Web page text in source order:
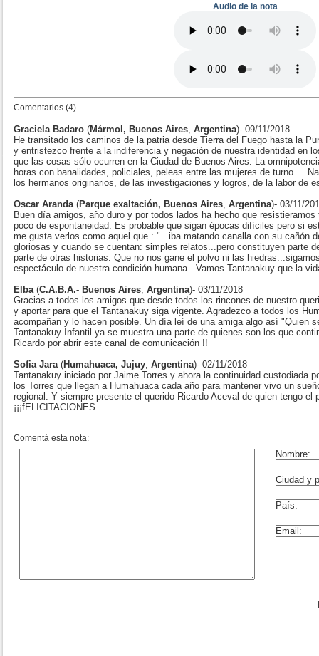
Audio de la nota
Comentarios (4)
Graciela Badaro (Mármol, Buenos Aires Argentina)- 09/11/2018
He transitado los caminos de la patria desde Tierra del Fuego hasta la
y entristezco frente a la indiferencia y negación de nuestra identidad en
que las cosas sólo ocurren en la Ciudad de Buenos Aires. La
horas con banalidades, policiales, peleas entre las mujeres de turno....
los hermanos originarios, de las investigaciones y logros, de la labor de
Oscar Aranda (Parque exaltación, Buenos Aires Argentina)- 03/11/
Buen día amigos, año duro y por todos lados ha hecho que
poco de espontaneidad. Es probable que sigan épocas difíciles pero si
me gusta verlos como aquel que : "...iba matando canalla con su cañón
gloriosas y cuando se cuentan: simples relatos...pero constituyen parte
parte de otras historias. Que no nos gane el polvo ni las
espectáculo de nuestra condición humana...Vamos Tantanakuy que la
Elba (C.A.B.A.- Buenos Aires Argentina)- 03/11/2018
Gracias a todos los amigos que desde todos los rincones de nuestro
y aportar para que el Tantanakuy siga vigente. Agradezco a todos los
acompañan y lo hacen posible. Un día leí de una amiga algo así "Quien
Tantanakuy Infantil ya se muestra una parte de quienes son los que
Ricardo por abrir este canal de comunicación !!
Sofia Jara (Humahuaca, Jujuy Argentina)- 02/11/2018
Tantanakuy iniciado por Jaime Torres y ahora la continuidad custodiada
los Torres que llegan a Humahuaca cada año para mantener vivo un
regional. Y siempre presente el querido Ricardo Aceval de quien tengo
¡¡¡fELICITACIONES
Comentá esta nota: